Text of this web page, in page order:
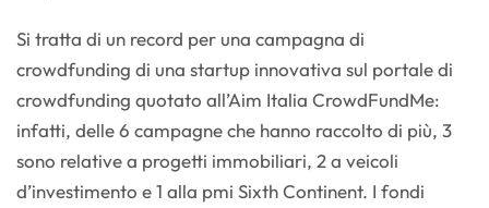
Si tratta di un record per una campagna di
crowdfunding di una startup innovativa sul portale di
crowdfunding quotato all’Aim Italia CrowdFundMe:
infatti, delle 6 campagne che hanno raccolto di più, 3
sono relative a progetti immobiliari, 2 a veicoli
d’investimento e 1 alla pmi Sixth Continent. I fondi